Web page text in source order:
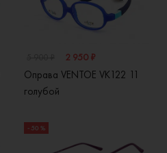
2 950 ₽
Оправа VENTOE VK122 11
голубой
- 50 %